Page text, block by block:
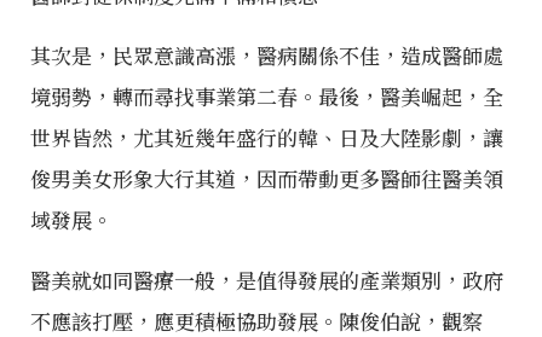
其次是，民眾意識高漲，醫病關係不佳，造成醫師處
境弱勢，轉而尋找事業第二春。最後，醫美崛起，全
世界皆然，尤其近幾年盛行的韓、日及大陸影劇，讓
俊男美女形象大行其道，因而帶動更多醫師往醫美領
域發展。
醫美就如同醫療一般，是值得發展的產業類別，政府
不應該打壓，應更積極協助發展。陳俊伯說，觀察